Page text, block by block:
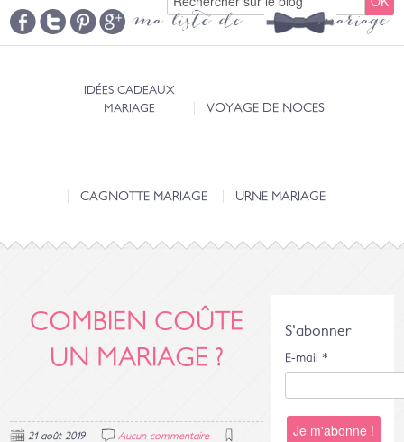
ma liste de mariage
IDÉES CADEAUX
MARIAGE
VOYAGE DE NOCES
CAGNOTTE MARIAGE URNE MARIAGE
COMBIEN COÛTE
UN MARIAGE ?
21 août 2019
Aucun commentaire
S'abonner
E-mail *